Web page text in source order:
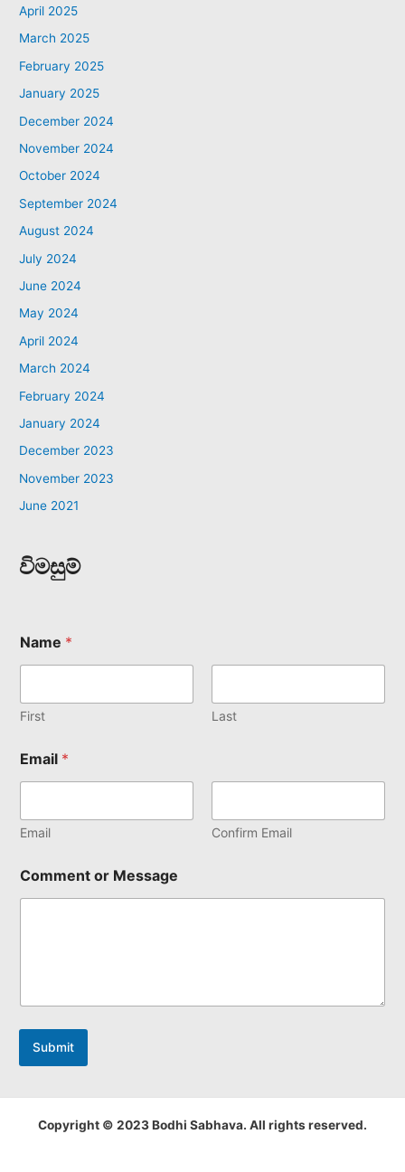
April 2025
March 2025
February 2025
January 2025
December 2024
November 2024
October 2024
September 2024
August 2024
July 2024
June 2024
May 2024
April 2024
March 2024
February 2024
January 2024
December 2023
November 2023
June 2021
විමසුම්
Name *
First Last
Email *
Email Confirm Email
Comment or Message
Submit
Copyright © 2023 Bodhi Sabhava. All rights reserved.